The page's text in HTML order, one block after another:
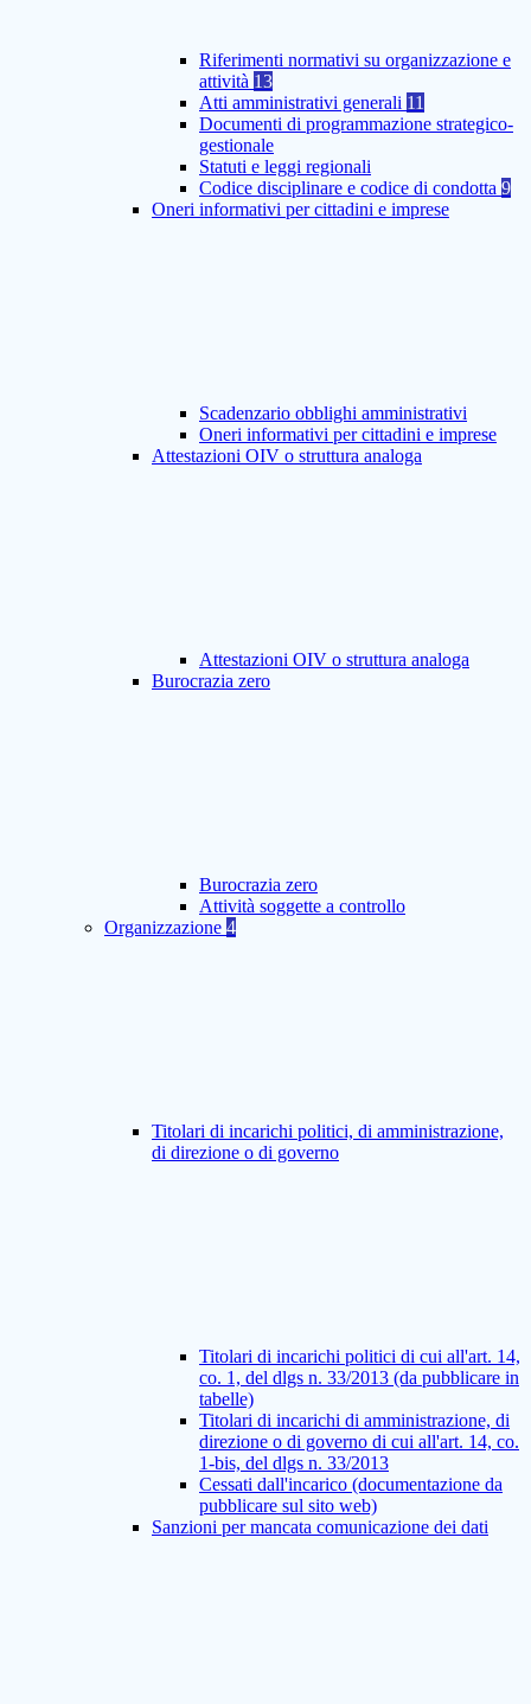
Riferimenti normativi su organizzazione e
attività 13
Atti amministrativi generali 11
Documenti di programmazione strategico-
gestionale
Statuti e leggi regionali
Codice disciplinare e codice di condotta 9
Oneri informativi per cittadini e imprese
Scadenzario obblighi amministrativi
Oneri informativi per cittadini e imprese
Attestazioni OIV o struttura analoga
Attestazioni OIV o struttura analoga
Burocrazia zero
Burocrazia zero
Attività soggette a controllo
Organizzazione 4
Titolari di incarichi politici, di amministrazione,
di direzione o di governo
Titolari di incarichi politici di cui all'art. 14,
co. 1, del dlgs n. 33/2013 (da pubblicare in
tabelle)
Titolari di incarichi di amministrazione, di
direzione o di governo di cui all'art. 14, co.
1-bis, del dlgs n. 33/2013
Cessati dall'incarico (documentazione da
pubblicare sul sito web)
Sanzioni per mancata comunicazione dei dati